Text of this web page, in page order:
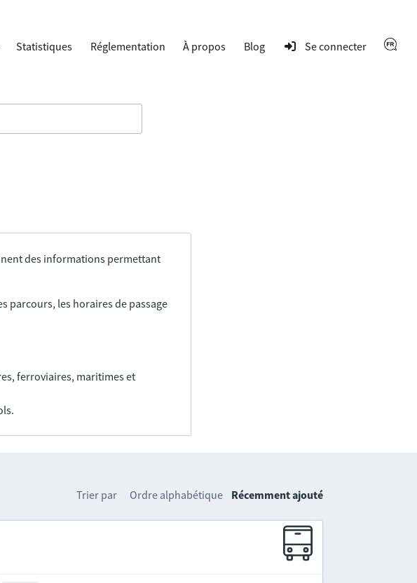
Statistiques Réglementation À propos Blog Se connecter
des informations permettant
parcours, les horaires de passage
ferroviaires, maritimes et
Trier par Ordre alphabétique Récemment ajouté